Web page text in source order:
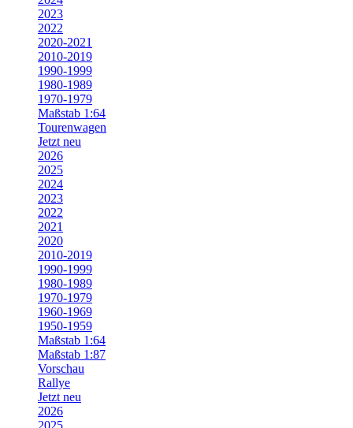
2023
2022
2020-2021
2010-2019
1990-1999
1980-1989
1970-1979
Maßstab 1:64
Tourenwagen
Jetzt neu
2026
2025
2024
2023
2022
2021
2020
2010-2019
1990-1999
1980-1989
1970-1979
1960-1969
1950-1959
Maßstab 1:64
Maßstab 1:87
Vorschau
Rallye
Jetzt neu
2026
2025